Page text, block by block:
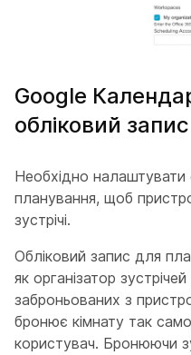
Google
обліковий
Необхідно налаштувати
планування, щоб
зустрічі.
Обліковий запис для
як організатор
заброньованих з
бронює кімнату так
користувач. Бронюючи